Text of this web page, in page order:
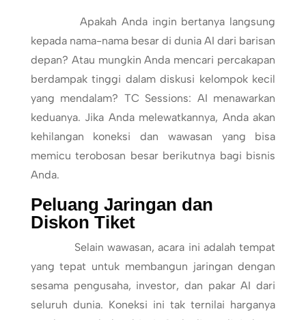
Apakah Anda ingin bertanya langsung
kepada nama-nama besar di dunia AI dari barisan
depan? Atau mungkin Anda mencari percakapan
berdampak tinggi dalam diskusi kelompok kecil
yang mendalam? TC Sessions: AI menawarkan
keduanya. Jika Anda melewatkannya, Anda akan
kehilangan koneksi dan wawasan yang bisa
memicu terobosan besar berikutnya bagi bisnis
Anda.
Peluang Jaringan dan
Diskon Tiket
Selain wawasan, acara ini adalah tempat
yang tepat untuk membangun jaringan dengan
sesama pengusaha, investor, dan pakar AI dari
seluruh dunia. Koneksi ini tak ternilai harganya